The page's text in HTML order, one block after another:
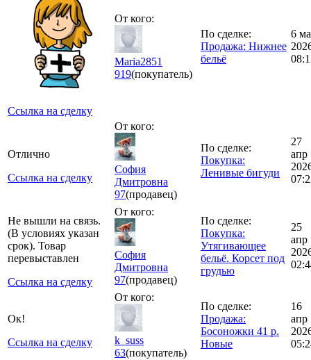
Ссылка на сделку
От кого:
Maria2851
919(покупатель)
По сделке:
Продажа: Нижнее
бельё
6
Отлично
Ссылка на сделку
От кого:
София
Дмитровна
97(продавец)
По сделке:
Покупка:
Ленивые бигуди
27
апр
Не вышли на связь.
(В условиях указан
срок). Товар
перевыставлен
Ссылка на сделку
От кого:
София
Дмитровна
97(продавец)
По сделке:
Покупка:
Утягивающее
бельё. Корсет под
грудью
25
апр
Ок!
Ссылка на сделку
От кого:
k_suss
63(покупатель)
По сделке:
Продажа:
Босоножки 41 р.
Новые
16
апр